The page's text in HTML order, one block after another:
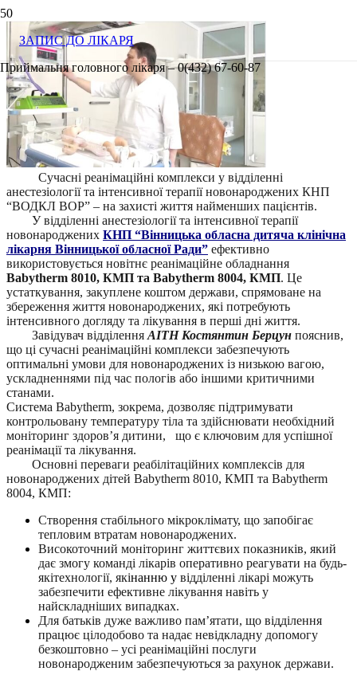
ЗАПИС ДО ЛІКАРЯ
Приймальня головного лікаря – 0(432) 67-60-87
Сучасні реанімаційні комплекси у відділенні
анестезіології та інтенсивної терапії новонароджених КНП
“ВОДКЛ ВОР” – на захисті життя найменших пацієнтів.
У відділенні анестезіології та інтенсивної терапії
новонароджених КНП “Вінницька обласна дитяча клінічна
лікарня Вінницької обласної Ради” ефективно
використовується новітнє реанімаційне обладнання
Babytherm 8010, КМП та Babytherm 8004, КМП. Це
устаткування, закуплене коштом держави, спрямоване на
збереження життя новонароджених, які потребують
інтенсивного догляду та лікування в перші дні життя.
Завідувач відділення АІТН Костянтин Берцун пояснив,
що ці сучасні реанімаційні комплекси забезпечують
оптимальні умови для новонароджених із низькою вагою,
ускладненнями під час пологів або іншими критичними
станами.
Система Babytherm, зокрема, дозволяє підтримувати
контрольовану температуру тіла та здійснювати необхідний
моніторинг здоров’я дитини,
що є ключовим для успішної
реанімації та лікування.
Основні переваги реабілітаційних комплексів для
новонароджених дітей Babytherm 8010, КМП та Babytherm
8004, КМП:
Створення стабільного мікроклімату, що запобігає
тепловим втратам новонароджених.
Високоточний моніторинг життєвих показників, який
дає змогу команді лікарів оперативно реагувати на будь-
якітехнології, якінанню у відділенні лікарі можуть
забезпечити ефективне лікування навіть у
найскладніших випадках.
Для батьків дуже важливо пам’ятати, що відділення
працює цілодобово та надає невідкладну допомогу
безкоштовно – усі реанімаційні послуги
новонародженим забезпечуються за рахунок держави.